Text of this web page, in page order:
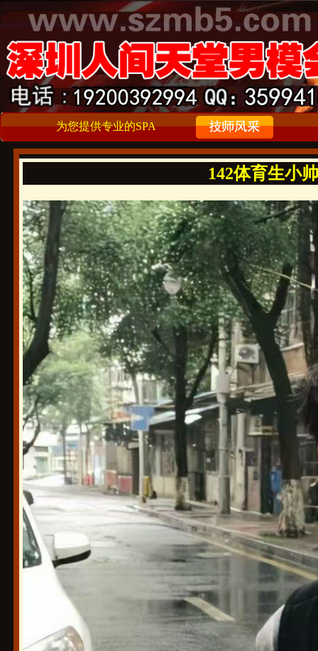
为您提供专业的SPA
142体育生小